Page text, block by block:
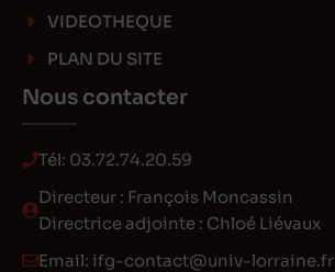
VIDEOTHEQUE
PLAN DU SITE
Nous contacter
Tél: 03.72.74.20.59
Directeur : François Moncassin
Directrice adjointe : Chloé Liévaux
Email: ifg-contact@univ-lorraine.fr